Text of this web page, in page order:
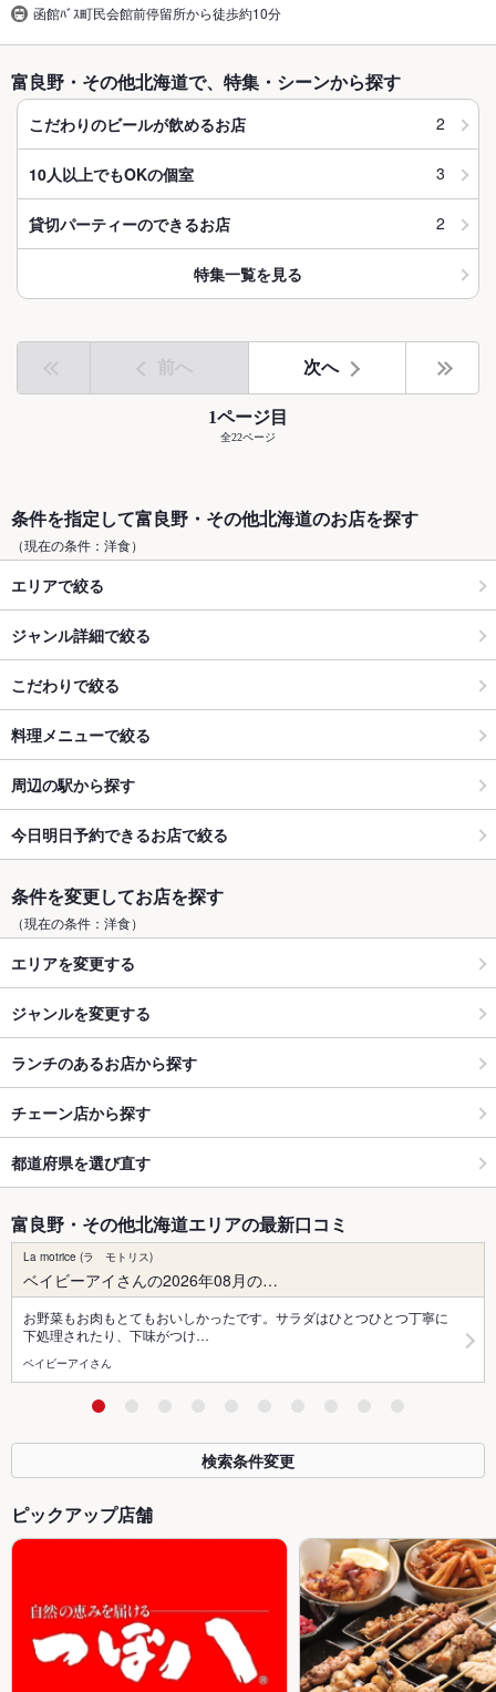
函館ﾊﾞｽ町民会館前停留所から徒歩約10分
富良野・その他北海道で、特集・シーンから探す
こだわりのビールが飲めるお店 2
10人以上でもOKの個室 3
貸切パーティーのできるお店 2
特集一覧を見る
前へ 次へ
1ページ目
全22ページ
条件を指定して富良野・その他北海道のお店を探す
（現在の条件：洋食）
エリアで絞る
ジャンル詳細で絞る
こだわりで絞る
料理メニューで絞る
周辺の駅から探す
今日明日予約できるお店で絞る
条件を変更してお店を探す
（現在の条件：洋食）
エリアを変更する
ジャンルを変更する
ランチのあるお店から探す
チェーン店から探す
都道府県を選び直す
富良野・その他北海道エリアの最新口コミ
La motrice (ラ モトリス)
ベイビーアイさんの2026年08月の…
お野菜もお肉もとてもおいしかったです。サラダはひとつひとつ丁寧に
下処理されたり、下味がつけ…
ベイビーアイさん
検索条件変更
ピックアップ店舗